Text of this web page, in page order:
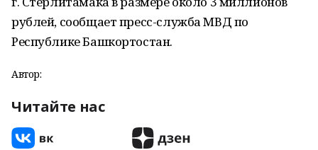
рублей, сообщает пресс-служба МВД по
Республике Башкортостан.
Автор:
Читайте нас